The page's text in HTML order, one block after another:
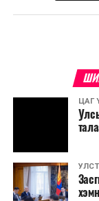
Трамвайн
суурилсан хот
зогсоолуудыг
сууцны шинэ
зэрэгцээ
бизнесийн үйл
хөрөнгийн үнэ
үр нөлөө
ЦАГ